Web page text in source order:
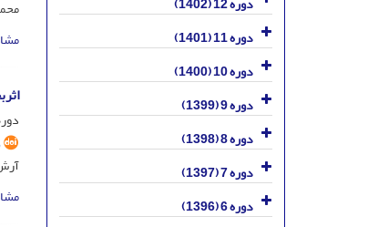
دوره 12، شماره 2، خرداد
دوره 11 (1401)
دوره 10 (1400)
دوره 9 (1399)
دوره 8 (1398)
دوره 7 (1397)
دوره 6 (1396)